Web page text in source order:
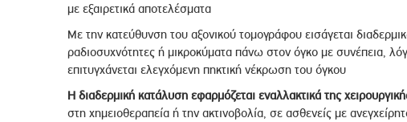
με εξαιρετικά αποτελέσματα
Με την κατεύθυνση του αξονικού τομογράφου εισάγεται
ραδιοσυχνότητες ή μικροκύματα πάνω στον όγκο με συνέπεια,
επιτυγχάνεται ελεγχόμενη πηκτική νέκρωση του όγκου
Η διαδερμική κατάλυση εφαρμόζεται εναλλακτικά της
στη χημειοθεραπεία ή την ακτινοβολία, σε ασθενείς με